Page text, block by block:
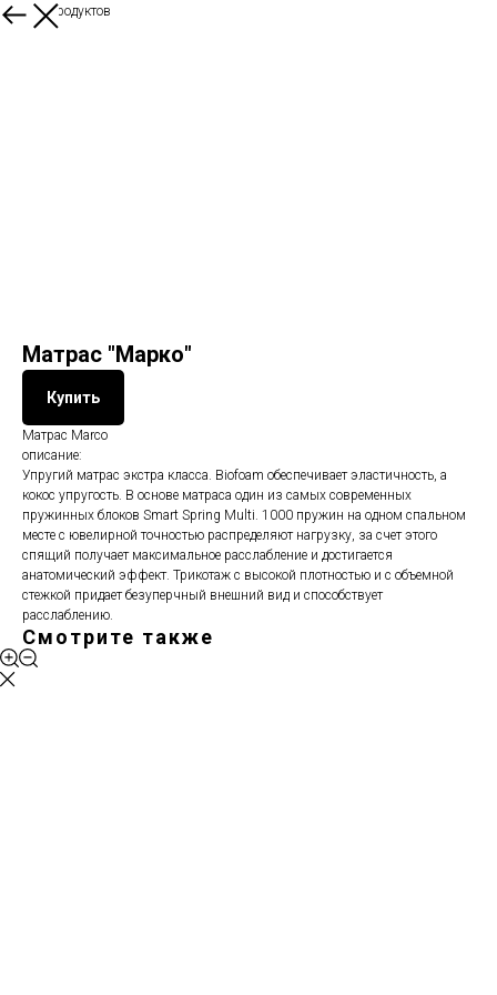
Больше продуктов
Матрас "Марко"
Купить
Матрас Marco
описание:
Упругий матрас экстра класса. Biofoam обеспечивает эластичность, а
кокос упругость. В основе матраса один из самых современных
пружинных блоков Smart Spring Multi. 1000 пружин на одном спальном
месте с ювелирной точностью распределяют нагрузку, за счет этого
спящий получает максимальное расслабление и достигается
анатомический эффект. Трикотаж с высокой плотностью и с объемной
стежкой придает безуперчный внешний вид и способствует
расслаблению.
Смотрите также